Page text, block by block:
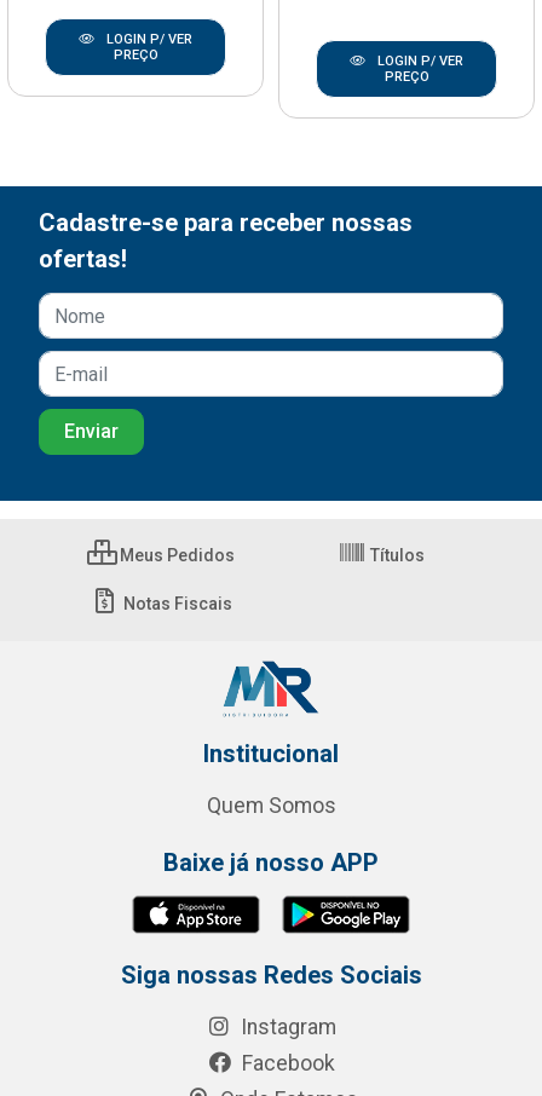
LOGIN P/ VER
PREÇO
LOGIN P/ VER
PREÇO
Cadastre-se para receber nossas
ofertas!
Meus Pedidos Títulos
Notas Fiscais
Institucional
Quem Somos
Baixe já nosso APP
Siga nossas Redes Sociais
Instagram
Facebook